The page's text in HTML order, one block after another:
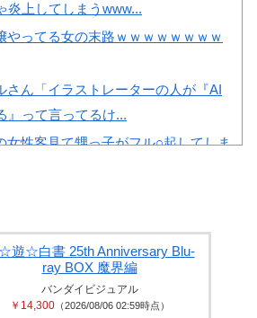
韓国人「韓国が韓国株式の暴
落で失ったとんでもない規模の
→「韓国の未来が…（ﾌﾞﾙﾌﾞ
ﾙ」＝韓国の反応
炎上してしまうwww...
やってる女の末路ｗｗｗｗｗｗｗｗ
さん「イラストレーターの人が『AI
』って言ってるけ...
女性客見て甥っ子がフル○起してしま
ーがゴミのようだ！」日本がアニメ
品に絶賛の声が殺...
』の桂正和さん、とんでもなくエ●チ
遊☆白書 25th Anniversary Blu-
ray BOX 魔界編
バンダイビジュアル
￥14,300（2026/08/06 02:59時点）